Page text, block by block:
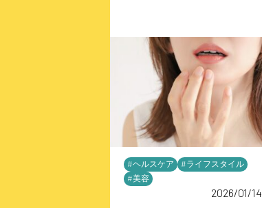
#ヘルスケア
#ライフスタイル
#美容
2026/01/14